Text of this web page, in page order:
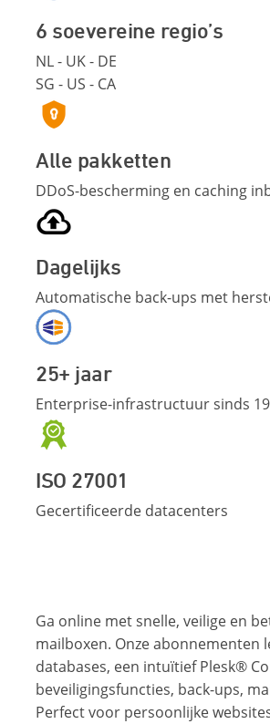
6 soevereine regio’s
NL - UK - DE
SG - US - CA
Alle pakketten
DDoS-bescherming en caching
Dagelijks
Automatische back-ups met
25+ jaar
Enterprise-infrastructuur sinds
ISO 27001
Gecertificeerde datacenters
Ga online met snelle, veilige en
mailboxen. Onze abonnementen
databases, een intuïtief Plesk®
beveiligingsfuncties, back-ups,
Perfect voor persoonlijke